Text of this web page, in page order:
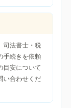
司法書士・税
手続きを依頼
目安について
い合わせくだ